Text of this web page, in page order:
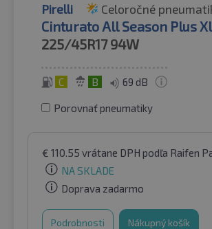
Pirelli Celoročné
Cinturato All Season Plus
225/45R17 94W
C B 69 dB
Porovnať pneumatiky
€ 110.55 vrátane DPH podľa Raifen
NA SKLADE
Doprava zadarmo
Podrobnosti Nákupný košík